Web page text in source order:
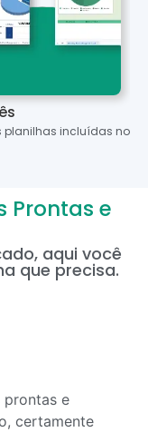
planilhas incluídas no
Prontas e
aqui você
que precisa.
prontas e
certamente